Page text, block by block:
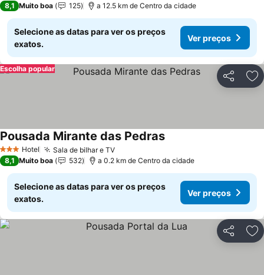
8,1 Muito boa 125 a 12.5 km de Centro da cidade
Selecione as datas para ver os preços
exatos.
Ver preços
Partilhar
Escolha popular
3 EstrelasHotel Sala de bilhar e TV
Pousada Mirante das Pedras
8,1 Muito boa 532 a 0.2 km de Centro da cidade
Selecione as datas para ver os preços
exatos.
Ver preços
Partilhar